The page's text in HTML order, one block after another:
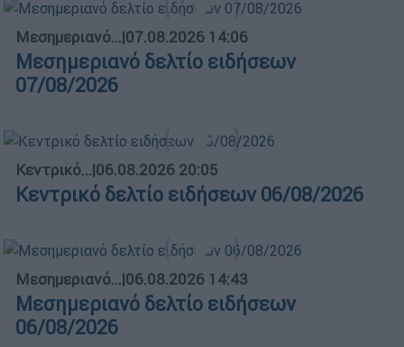
Μεσημεριανό...|07.08.2026 14:06
Μεσημεριανό δελτίο ειδήσεων
07/08/2026
Κεντρικό...|06.08.2026 20:05
Κεντρικό δελτίο ειδήσεων 06/08/2026
Μεσημεριανό...|06.08.2026 14:43
Μεσημεριανό δελτίο ειδήσεων
06/08/2026